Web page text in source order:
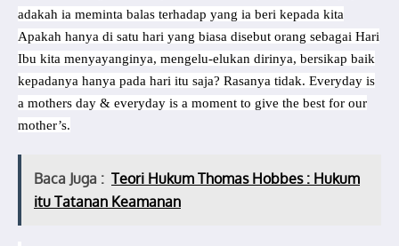
adakah ia meminta balas terhadap yang ia beri kepada kita
Apakah hanya di satu hari yang biasa disebut orang sebagai Hari
Ibu kita menyayanginya, mengelu-elukan dirinya, bersikap baik
kepadanya hanya pada hari itu saja? Rasanya tidak. Everyday is
a mothers day & everyday is a moment to give the best for our
mother’s.
Baca Juga : Teori Hukum Thomas Hobbes : Hukum
itu Tatanan Keamanan